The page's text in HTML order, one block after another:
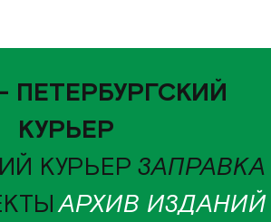
ПЕТЕРБУРГСКИЙ
КУРЬЕР
КУРЬЕР ЗАПРАВКА
АРХИВ ИЗДАНИЙ